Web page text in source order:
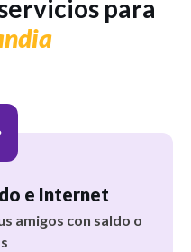
para
e Internet
amigos con saldo o